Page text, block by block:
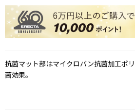
抗菌マット部はマイクロバン抗菌加工ポ
菌効果。